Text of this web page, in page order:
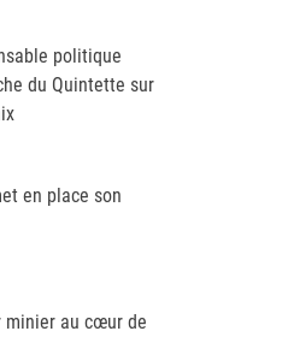
politique
du Quintette sur
en place son
minier au cœur de